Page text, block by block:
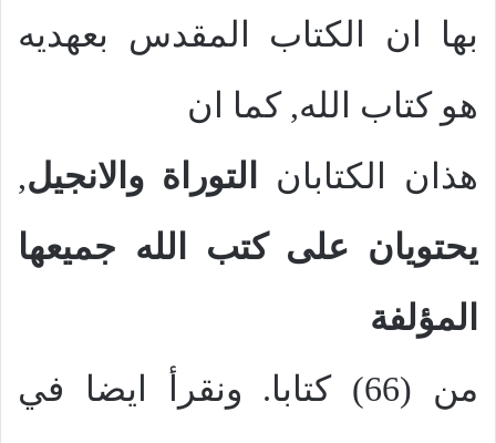
بها ان الكتاب المقدس بعهديه
هو كتاب الله, كما ان
هذان الكتابان
التوراة والانجيل,
يحتويان على كتب الله جميعها
المؤلفة
من (66) كتابا. ونقرأ ايضا في